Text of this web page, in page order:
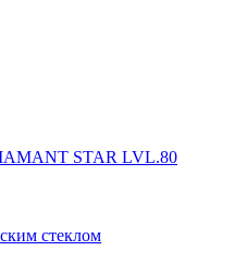
STAR LVL.80
стеклом